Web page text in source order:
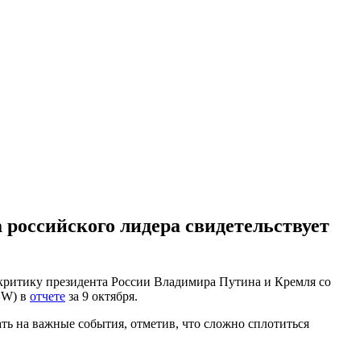
лидера свидетельствует
президента России Владимира Путина и Кремля со
в отчете за 9 октября.
на важные события, отметив, что сложно сплотиться